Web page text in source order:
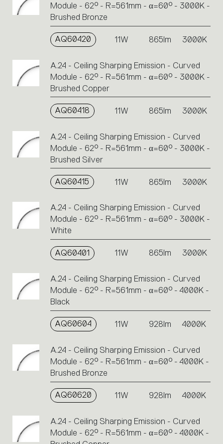
Module - 62° - R=561mm - α=60° - 3000K -
Brushed Bronze
AQ60420 11W 865lm 3000K
A.24 - Ceiling Sharping Emission - Curved
Module - 62° - R=561mm - α=60° - 3000K -
Brushed Copper
AQ60418 11W 865lm 3000K
A.24 - Ceiling Sharping Emission - Curved
Module - 62° - R=561mm - α=60° - 3000K -
Brushed Silver
AQ60415 11W 865lm 3000K
A.24 - Ceiling Sharping Emission - Curved
Module - 62° - R=561mm - α=60° - 3000K -
White
AQ60401 11W 865lm 3000K
A.24 - Ceiling Sharping Emission - Curved
Module - 62° - R=561mm - α=60° - 4000K -
Black
AQ60604 11W 928lm 4000K
A.24 - Ceiling Sharping Emission - Curved
Module - 62° - R=561mm - α=60° - 4000K -
Brushed Bronze
AQ60620 11W 928lm 4000K
A.24 - Ceiling Sharping Emission - Curved
Module - 62° - R=561mm - α=60° - 4000K -